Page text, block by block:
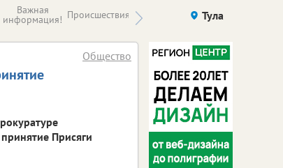
Важная
информация! Происшествия Здоровье компаний (на
Тула
Общество
Присяги